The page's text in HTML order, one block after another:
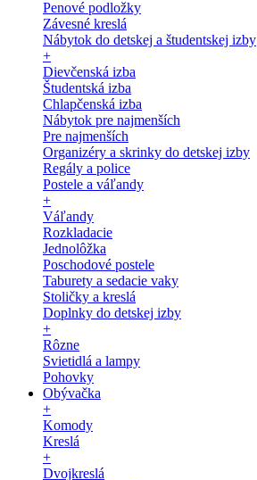
Penové podložky
Závesné kreslá
Nábytok do detskej a študentskej izby
+
Dievčenská izba
Študentská izba
Chlapčenská izba
Nábytok pre najmenších
Pre najmenších
Organizéry a skrinky do detskej izby
Regály a police
Postele a váľandy
+
Váľandy
Rozkladacie
Jednolôžka
Poschodové postele
Taburety a sedacie vaky
Stoličky a kreslá
Doplnky do detskej izby
+
Rôzne
Svietidlá a lampy
Pohovky
Obývačka
+
Komody
Kreslá
+
Dvojkreslá